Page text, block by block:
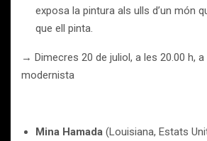
exposa la pintura als ulls d’un món
que ell pinta.
→ Dimecres 20 de juliol, a les 20.00 h,
modernista
Mina Hamada (Louisiana, Estats